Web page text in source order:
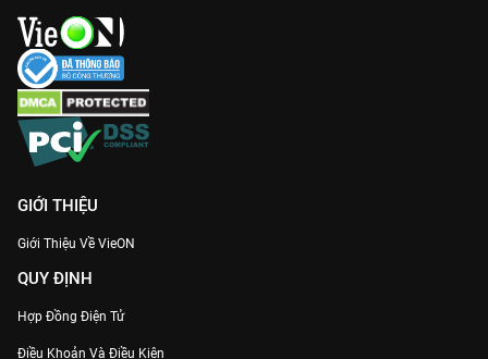
GIỚI THIỆU
Giới Thiệu Về VieON
QUY ĐỊNH
Hợp Đồng Điện Tử
Điều Khoản Và Điều Kiện